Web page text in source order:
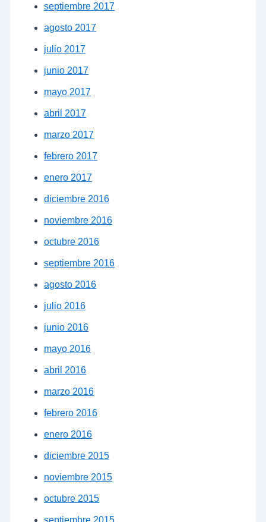
septiembre 2017
agosto 2017
julio 2017
junio 2017
mayo 2017
abril 2017
marzo 2017
febrero 2017
enero 2017
diciembre 2016
noviembre 2016
octubre 2016
septiembre 2016
agosto 2016
julio 2016
junio 2016
mayo 2016
abril 2016
marzo 2016
febrero 2016
enero 2016
diciembre 2015
noviembre 2015
octubre 2015
septiembre 2015